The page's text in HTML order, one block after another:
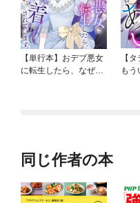
【単行本】おデブ悪女
に転生したら、なぜか
【
もう
同じ作者の本